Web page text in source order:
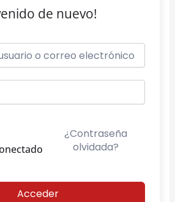
de nuevo!
¿Contraseña
olvidada?
Acceder